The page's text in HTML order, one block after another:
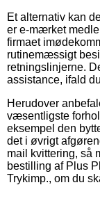
Et alternativ kan
er e-mærket
firmaet
rutinemæssigt
retningslinjerne.
assistance, ifald
Herudover
væsentligste
eksempel den
det i øvrigt
mail kvittering, så
bestilling af Plus
Trykimp., om du